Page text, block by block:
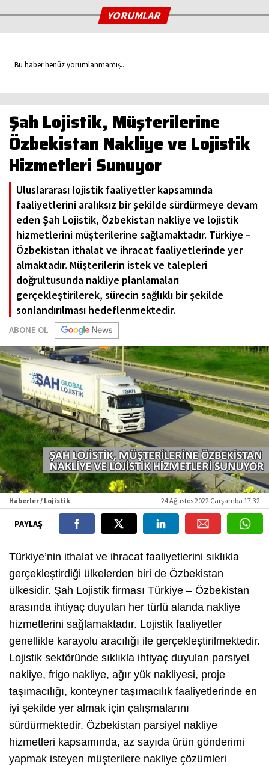
YORUMLAR
Bu haber henüz yorumlanmamış...
Şah Lojistik, Müşterilerine
Özbekistan Nakliye ve Lojistik
Hizmetleri Sunuyor
Uluslararası lojistik faaliyetler kapsamında
faaliyetlerini aralıksız bir şekilde sürdürmeye devam
eden Şah Lojistik, Özbekistan nakliye ve lojistik
hizmetlerini müşterilerine sağlamaktadır. Türkiye –
Özbekistan ithalat ve ihracat faaliyetlerinde yer
almaktadır. Müşterilerin istek ve talepleri
doğrultusunda nakliye planlamaları
gerçekleştirilerek, sürecin sağlıklı bir şekilde
sonlandırılması hedeflenmektedir.
ABONE OL
Haberler / Lojistik 24 Ağustos 2022 Çarşamba 17:32
PAYLAŞ
Türkiye’nin ithalat ve ihracat faaliyetlerini sıklıkla
gerçekleştirdiği ülkelerden biri de Özbekistan
ülkesidir. Şah Lojistik firması Türkiye – Özbekistan
arasında ihtiyaç duyulan her türlü alanda nakliye
hizmetlerini sağlamaktadır. Lojistik faaliyetler
genellikle karayolu aracılığı ile gerçekleştirilmektedir.
Lojistik sektöründe sıklıkla ihtiyaç duyulan parsiyel
nakliye, frigo nakliye, ağır yük nakliyesi, proje
taşımacılığı, konteyner taşımacılık faaliyetlerinde en
iyi şekilde yer almak için çalışmalarını
sürdürmektedir. Özbekistan parsiyel nakliye
hizmetleri kapsamında, az sayıda ürün gönderimi
yapmak isteyen müşterilere nakliye çözümleri